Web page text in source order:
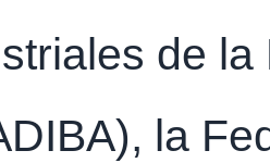
de
la